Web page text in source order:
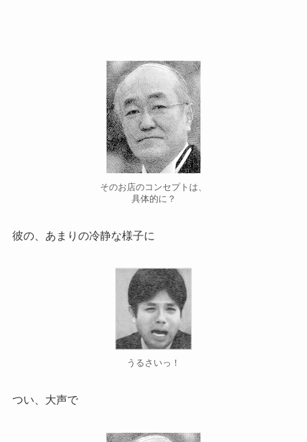
そのお店のコンセプトは、
具体的に？
彼の、あまりの冷静な様子に
うるさいっ！
つい、大声で